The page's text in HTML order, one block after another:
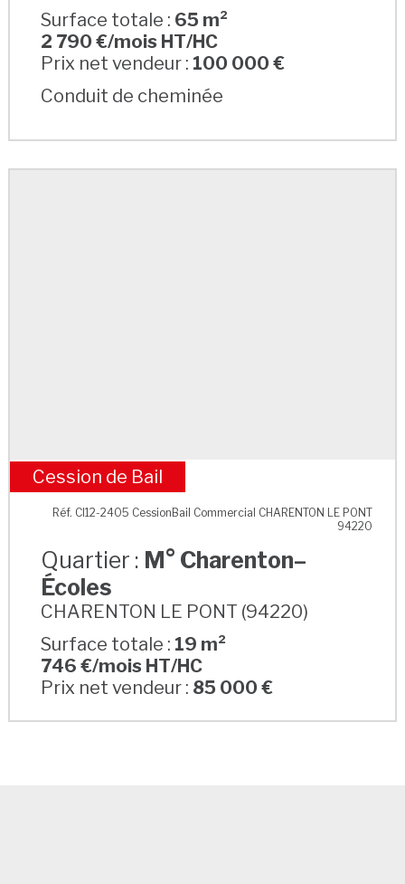
Surface totale : 65 m²
2 790 €/mois HT/HC
Prix net vendeur : 100 000 €
Conduit de cheminée
M° Charenton–Écoles
Cession de Bail
Réf. CI12-2405 CessionBail Commercial CHARENTON LE PONT
94220
Quartier : M° Charenton–
Écoles
CHARENTON LE PONT (94220)
Surface totale : 19 m²
746 €/mois HT/HC
Prix net vendeur : 85 000 €